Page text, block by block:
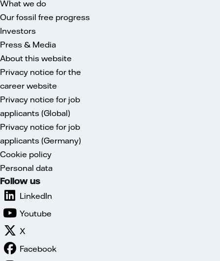
What we do
Our fossil free progress
Investors
Press & Media
About this website
Privacy notice for the
career website
Privacy notice for job
applicants (Global)
Privacy notice for job
applicants (Germany)
Cookie policy
Personal data
Follow us
LinkedIn
Youtube
X
Facebook